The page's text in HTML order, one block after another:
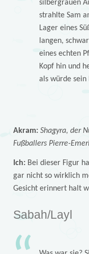
silbergrauen
strahlte Sam
Lager eines
langen,
eines echten
Kopf hin und
als würde sein
Akram: Shagyra, der
Fußballers Pierre-
Ich:Bei dieser Figur
gar nicht so wirklich
Gesicht erinnert halt
Sabah/Layl